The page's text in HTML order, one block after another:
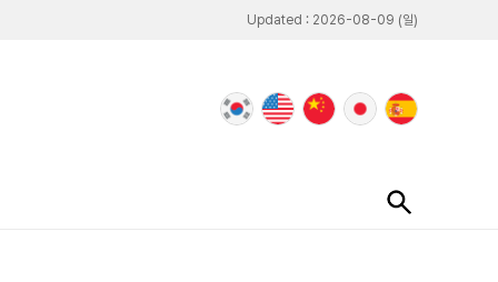
Updated : 2026-08-09 (일)